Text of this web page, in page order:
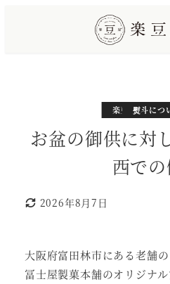
お盆の御供に対
西での
更新日
2026年8月7日
カテゴリー
楽豆屋サイト
カテゴリ
熨斗につ
大阪府富田林市にある老舗
冨士屋製菓本舗のオリジナ